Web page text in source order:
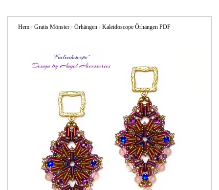
Hem › Gratis Mönster › Örhängen › Kaleidoscope Örhängen PDF